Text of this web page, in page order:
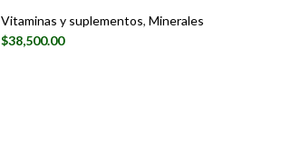
Vitaminas y suplementos, Minerales
$38,500.00